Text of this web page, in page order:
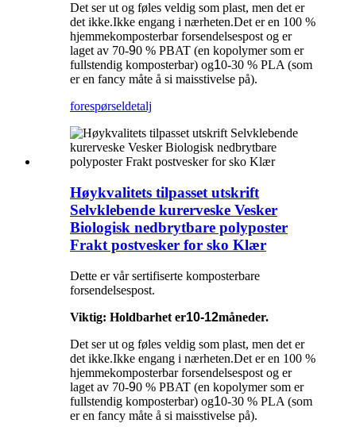
Det ser ut og føles veldig som plast, men det er
det ikke.Ikke engang i nærheten.Det er en 100 %
hjemmekomposterbar forsendelsespost og er
laget av 70-90 % PBAT (en kopolymer som er
fullstendig komposterbar) og10-30 % PLA (som
er en fancy måte å si maisstivelse på).
forespørseldetalj
Høykvalitets tilpasset utskrift
Selvklebende kurerveske Vesker
Biologisk nedbrytbare polyposter
Frakt postvesker for sko Klær
Dette er vår sertifiserte komposterbare
forsendelsespost.
Viktig: Holdbarhet er10-12måneder.
Det ser ut og føles veldig som plast, men det er
det ikke.Ikke engang i nærheten.Det er en 100 %
hjemmekomposterbar forsendelsespost og er
laget av 70-90 % PBAT (en kopolymer som er
fullstendig komposterbar) og10-30 % PLA (som
er en fancy måte å si maisstivelse på).